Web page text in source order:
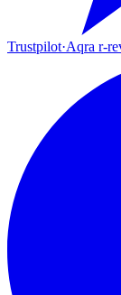
Trustpilot·Aqra r-